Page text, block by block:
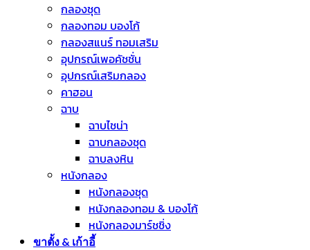
กลองชุด
กลองทอม บองโก้
กลองสแนร์ ทอมเสริม
อุปกรณ์เพอคัชชั่น
อุปกรณ์เสริมกลอง
คาฮอน
ฉาบ
ฉาบไชน่า
ฉาบกลองชุด
ฉาบลงหิน
หนังกลอง
หนังกลองชุด
หนังกลองทอม & บองโก้
หนังกลองมาร์ชชิ่ง
ขาตั้ง & เก้าอี้